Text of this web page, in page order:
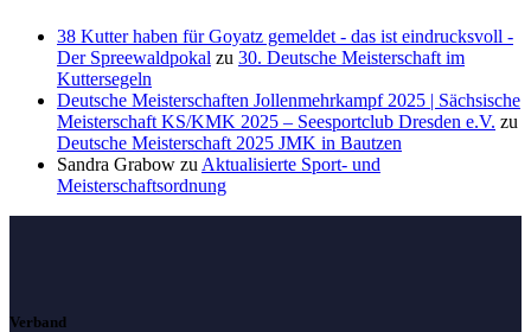
38 Kutter haben für Goyatz gemeldet - das ist eindrucksvoll -
Der Spreewaldpokal zu 30. Deutsche Meisterschaft im
Kuttersegeln
Deutsche Meisterschaften Jollenmehrkampf 2025 | Sächsische
Meisterschaft KS/KMK 2025 – Seesportclub Dresden e.V. zu
Deutsche Meisterschaft 2025 JMK in Bautzen
Sandra Grabow zu Aktualisierte Sport- und
Meisterschaftsordnung
Verband